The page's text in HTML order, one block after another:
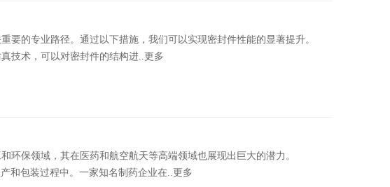
的专业路径。通过以下措施，我们可以实现密封件性能的显著提升。
技术，可以对密封件的结构进..更多
保领域，其在医药和航空航天等高端领域也展现出巨大的潜力。
和包装过程中。一家知名制药企业在..更多